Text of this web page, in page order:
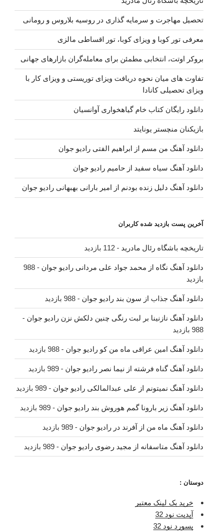
(اجرای
زنده)”
تحصیل مهاجرت و سرمایه گذاری در روسیه بلاروس و رومانی
معرفی تور کوبا و ویزای کوبا، تور اقساطی مالزی
بروکر اوتت، انتخابی مطمئن برای معامله‌گران بازارهای جهانی
تفاوت های میان نحوه دریافت ویزای توریستی و ویزای کار با
ویزای تحصیلی کانادا
دانلود رایگان کتاب خام گیاهخواری آوانسیان
بازیکنان منچستر یونایتد
دانلود آهنگ من مسم از ابراهیم الفتی رادیو جوان
دانلود آهنگ سیاه سفید از حامیم رادیو جوان
دانلود آهنگ دلیل زنده بودنم از امیر بارانی بهبهانی رادیو جوان
آخرین پست بازدید شده کاربران
تاریخچه باشگاه رئال مادرید - 112 بازدید
دانلود آهنگ نگاه از محمد جواد علی مردانی رادیو جوان
- 988
بازدید
دانلود آهنگ جذاب از سون بند رادیو جوان - 988 بازدید
دانلود آهنگ نازنینا بر لبت رنگی چنین دلکش نزن رادیو جوان -
988 بازدید
دانلود آهنگ امین عراقی ماه من کو رادیو جوان - 988 بازدید
دانلود آهنگ گناه فرشته از نیما نصر رادیو جوان - 989 بازدید
دانلود آهنگ نمیتونم از علی عبدالمالکی رادیو جوان - 989 بازدید
دانلود آهنگ زیر بارونا گمم هوروش بند رادیو جوان - 989 بازدید
دانلود آهنگ ماه من از آفرند در رادیو جوان - 989 بازدید
دانلود آهنگ متاسفانه از مجید رضوی رادیو جوان - 989 بازدید
دوستان :
خرید بک لینک معتبر
آپدیت نود 32
پسورد نود 32